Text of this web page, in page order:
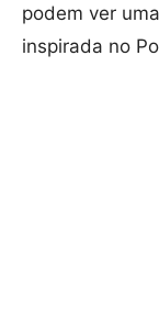
podem ver
inspirada no